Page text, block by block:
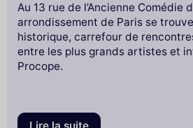
Au 13 rue de l’Ancienne Comédie
arrondissement de Paris se
historique, carrefour de
entre les plus grands artistes et
Procope.
Lire la suite